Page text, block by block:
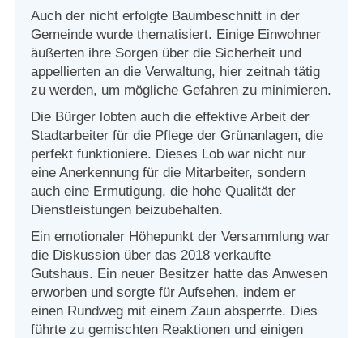
Auch der nicht erfolgte Baumbeschnitt in der
Gemeinde wurde thematisiert. Einige Einwohner
äußerten ihre Sorgen über die Sicherheit und
appellierten an die Verwaltung, hier zeitnah tätig
zu werden, um mögliche Gefahren zu minimieren.
Die Bürger lobten auch die effektive Arbeit der
Stadtarbeiter für die Pflege der Grünanlagen, die
perfekt funktioniere. Dieses Lob war nicht nur
eine Anerkennung für die Mitarbeiter, sondern
auch eine Ermutigung, die hohe Qualität der
Dienstleistungen beizubehalten.
Ein emotionaler Höhepunkt der Versammlung war
die Diskussion über das 2018 verkaufte
Gutshaus. Ein neuer Besitzer hatte das Anwesen
erworben und sorgte für Aufsehen, indem er
einen Rundweg mit einem Zaun absperrte. Dies
führte zu gemischten Reaktionen und einigen